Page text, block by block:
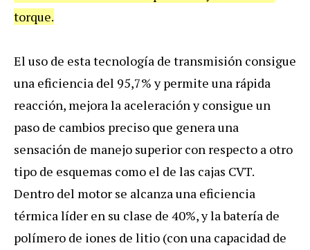
torque.
El uso de esta tecnología de transmisión consigue
una eficiencia del 95,7% y permite una rápida
reacción, mejora la aceleración y consigue un
paso de cambios preciso que genera una
sensación de manejo superior con respecto a otro
tipo de esquemas como el de las cajas CVT.
Dentro del motor se alcanza una eficiencia
térmica líder en su clase de 40%, y la batería de
polímero de iones de litio (con una capacidad de